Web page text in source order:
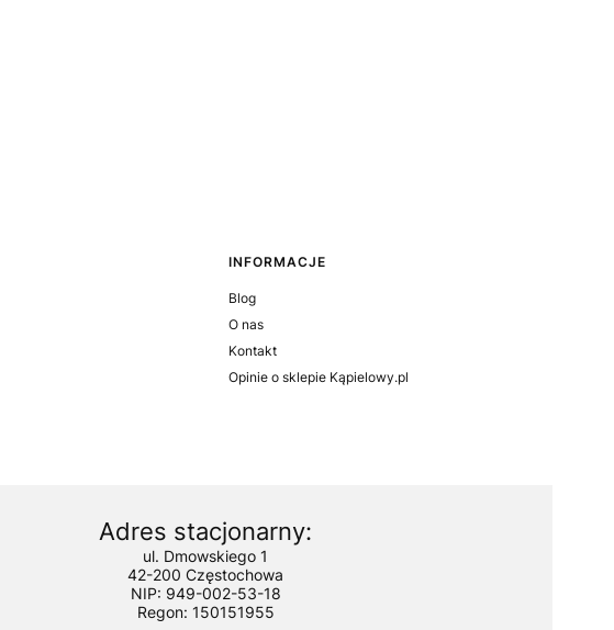
INFORMACJE
Blog
O nas
Kontakt
Opinie o sklepie Kąpielowy.pl
Adres stacjonarny:
ul. Dmowskiego 1
42-200 Częstochowa
NIP: 949-002-53-18
Regon: 150151955